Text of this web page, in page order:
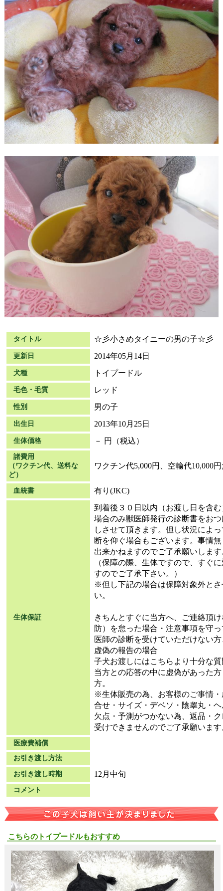
タイトル ☆彡小さめタイニーの男の子☆彡
更新日 2014年05月14日
犬種 トイプードル
毛色・毛質 レッド
性別 男の子
出生日 2013年10月25日
生体価格 － 円（税込）
諸費用
（ワクチン代、送料な
ど）
ワクチン代5,000円、空輸代10,000
血統書 有り(JKC)
生体保証
到着後３０日以内（お渡し日を含
場合のみ獣医師発行の診断書をお
しさせて頂きます。但し状況によ
断を仰ぐ場合もございます。事情
出来かねますのでご了承願いします
（保障の際、生体ですので、すぐ
すのでご了承下さい。）
※但し下記の場合は保障対象外と
い。
きちんとすぐに当方へ、ご連絡頂
防）を怠った場合・注意事項を守
医師の診断を受けていただけない
虚偽の報告の場合
子犬お渡しにはこちらより十分な
当方との応答の中に虚偽があった
方。
※生体販売の為、お客様のご事情
合せ・サイズ・デベソ・陰睾丸・
欠点・予測がつかない為、返品・
受けできませんのでご了承願います
医療費補償
お引き渡し方法
お引き渡し時期 12月中旬
コメント
こちらのトイプードルもおすすめ